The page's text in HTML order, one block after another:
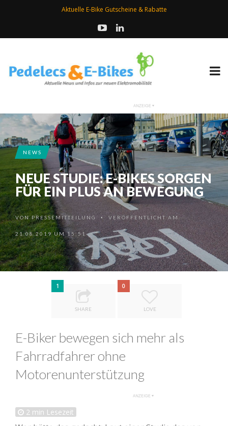
Aktuelle E-Bike Gutscheine & Rabatte
NEWS
NEUE STUDIE: E-BIKES SORGEN
FÜR EIN PLUS AN BEWEGUNG
VONPRESSEMITTEILUNG •VERÖFFENTLICHT AM
21.08.2019 UM 15:51
1
SHARE
0
LOVE
E-Biker bewegen sich mehr als
Fahrradfahrer ohne
Motorenunterstützung
2 min Lesezeit